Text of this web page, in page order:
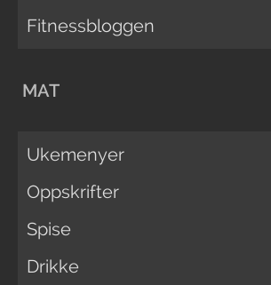
Fitnessbloggen
MAT
Ukemenyer
Oppskrifter
Spise
Drikke